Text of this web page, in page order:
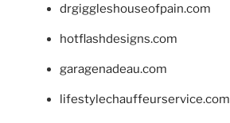
drgiggleshouseofpain.com
hotflashdesigns.com
garagenadeau.com
lifestylechauffeurservice.com